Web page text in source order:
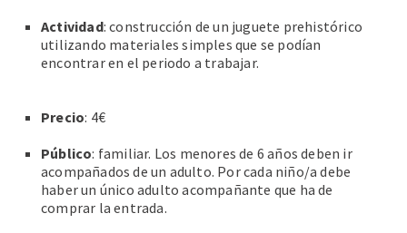
Actividad: construcción de un juguete prehistórico
utilizando materiales simples que se podían
encontrar en el periodo a trabajar.
Precio: 4€
Público: familiar. Los menores de 6 años deben ir
acompañados de un adulto. Por cada niño/a debe
haber un único adulto acompañante que ha de
comprar la entrada.